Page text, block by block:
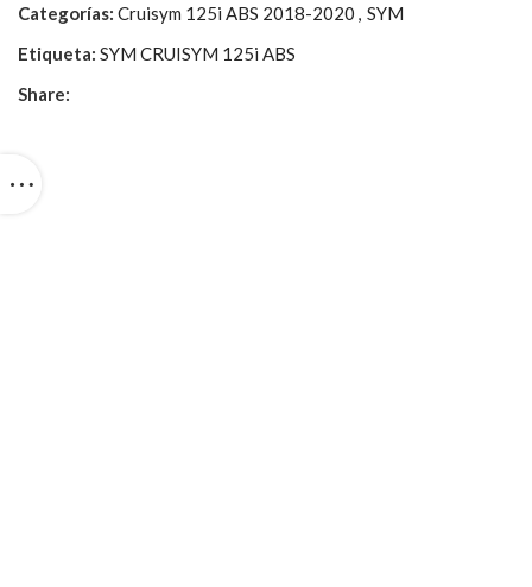
Categorías: Cruisym 125i ABS 2018-2020 , SYM
Etiqueta: SYM CRUISYM 125i ABS
Share: